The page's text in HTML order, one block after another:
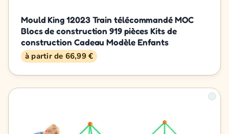
Mould King 12023 Train télécommandé MOC
Blocs de construction 919 pièces Kits de
construction Cadeau Modèle Enfants
à partir de 66,99 €